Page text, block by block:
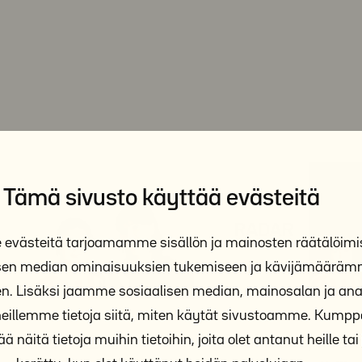
Tämä sivusto käyttää evästeitä
evästeitä tarjoamamme sisällön ja mainosten
median ominaisuuksien tukemiseen ja
Lisäksi jaamme sosiaalisen median, mainosalan ja
tietoja siitä, miten käytät sivustoamme.
näitä tietoja muihin tietoihin, joita olet antanut heille tai
RADAR-
Osallisuus,